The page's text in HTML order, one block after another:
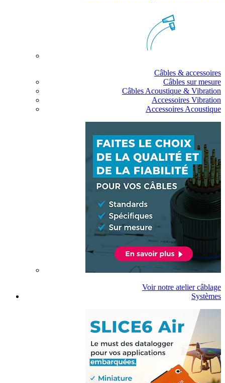
Câbles & accessoires
Câbles sur mesure
Câbles Acoustique & Vibration
Accessoires Vibration
Accessoires Acoustique
Voir notre atelier câblage
Systèmes